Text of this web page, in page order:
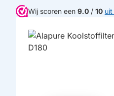
Wij scoren een 9.0 / 10